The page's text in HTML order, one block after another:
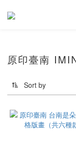
原印臺南
Sort by